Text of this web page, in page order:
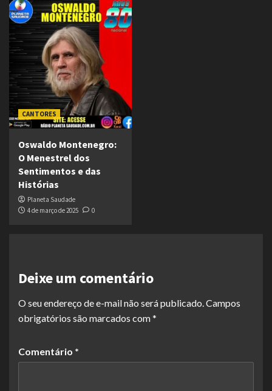
CANTORES
Oswaldo Montenegro:
O Menestrel dos
Sentimentos e das
Histórias
Planeta Saudade
4 de março de 2025
0
Deixe um comentário
O seu endereço de e-mail não será publicado. Campos
obrigatórios são marcados com*
Comentário *